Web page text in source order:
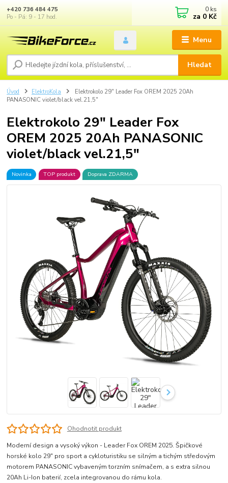
Menu
Hledat
+420 736 484 475
Po - Pá: 9 - 17 hod.
0 ks
za 0 Kč
Úvod ElektroKola
Elektrokolo 29" Leader Fox OREM 2025 20Ah
PANASONIC violet/black vel.21,5"
Elektrokolo 29" Leader Fox
OREM 2025 20Ah PANASONIC
violet/black vel.21,5"
Novinka TOP produkt Doprava ZDARMA
Ohodnotit produkt
Moderní design a vysoký výkon - Leader Fox OREM 2025. Špičkové
horské kolo 29" pro sport a cykloturistiku se silným a tichým středovým
motorem PANASONIC vybaveným torzním snímačem, a s extra silnou
20Ah Li-Ion baterií, zcela integrovanou do rámu kola.